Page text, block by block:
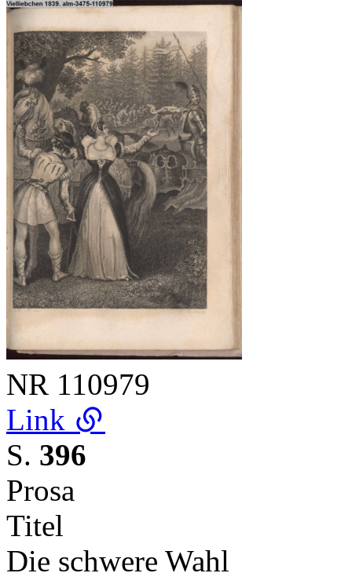
NR 110979
Link
S. 396
Prosa
Titel
Die schwere Wahl